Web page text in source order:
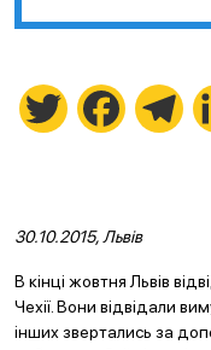
Twitter Facebook
30.10.2015, Львів
В кінці жовтня Львів
Чехії. Вони відвідали
інших звертались за